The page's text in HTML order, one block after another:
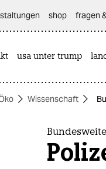
shop fragen
usa unter trump
Wissenschaft